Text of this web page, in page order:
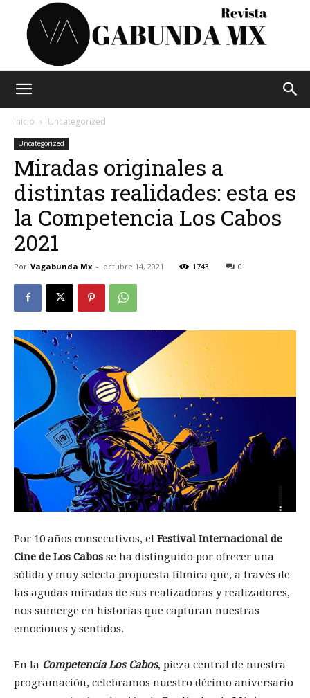
Mx
Inicio Uncategorized
Uncategorized
Miradas originales a
distintas realidades: esta es
la Competencia Los Cabos
2021
Por Vagabunda Mx - octubre 14, 2021 1743 0
Por 10 años consecutivos, el Festival Internacional de
Cine de Los Cabos se ha distinguido por ofrecer una
sólida y muy selecta propuesta fílmica que, a través de
las agudas miradas de sus realizadoras y realizadores,
nos sumerge en historias que capturan nuestras
emociones y sentidos.
En la Competencia Los Cabos, pieza central de nuestra
programación, celebramos nuestro décimo aniversario